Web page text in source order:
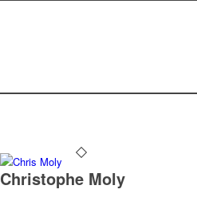
Christophe Moly